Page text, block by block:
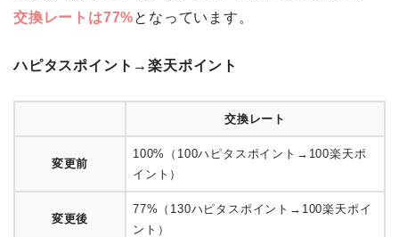
交換レートは77%となっています。
ハピタスポイント→楽天ポイント
交換レート
変更前
100%（100ハピタスポイント→100楽天ポ
イント）
変更後
77%（130ハピタスポイント→100楽天ポイ
ント）